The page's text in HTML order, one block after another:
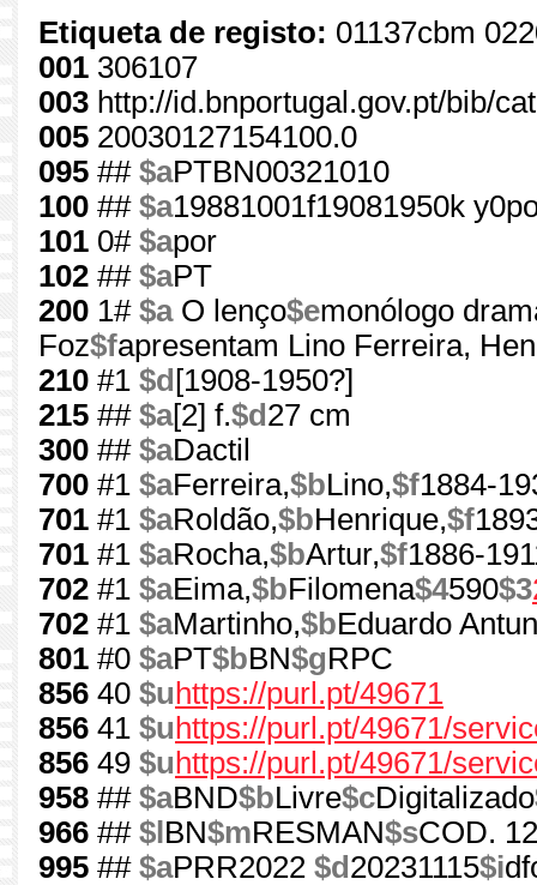
Etiqueta de registo: 01137cbm
001 306107
003 http://id.bnportugal.gov.pt/bib/
005 20030127154100.0
095 ## $aPTBN00321010
100 ## $a19881001f19081950k
101 0# $apor
102 ## $aPT
200 1# $aO lenço$emonólogo
Foz$fapresentam Lino Ferreira,
210 #1 $d [1908-1950?]
215 ## $a[2] f.$d 27 cm
300 ## $aDactil
700 #1 $aFerreira,$bLino,$f1884-
701 #1 $aRoldão,$bHenrique,$f
701 #1 $aRocha,$bArtur,$f1886-
702 #1 $aEima,$bFilomena$4590$3
702 #1 $aMartinho,$bEduardo
801 #0 $aPT$bBN$gRPC
856 40 $u https://purl.pt/49671
856 41 $u https://purl.pt/49671/
856 49 $u https://purl.pt/49671/
958 ## $aBND$bLivre$cDigitalizado
966 ## $l BN$mRESMAN$sCOD.
995 ## $aPRR2022 $d 20231115$i